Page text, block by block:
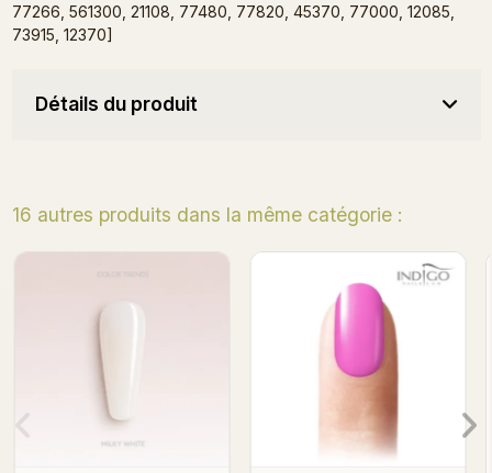
77266, 561300, 21108, 77480, 77820, 45370, 77000, 12085,
73915, 12370]
Détails du produit
16 autres produits dans la même catégorie :
Luz Maria Gel Polish